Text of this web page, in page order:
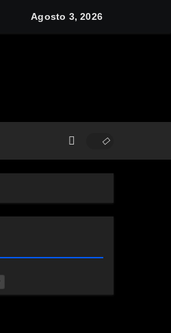
Agosto 3, 2026